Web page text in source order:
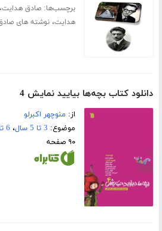
برچسب‌ها:صادق هدایت
هدایت،نوشته های
دانلود کتاب بچه‌ها بیایید نمایش 4
از: منوچهر اکبرلو
موضوع: 3 تا 5 سال ، 6 تا 8 سال
۹۰ صفحه